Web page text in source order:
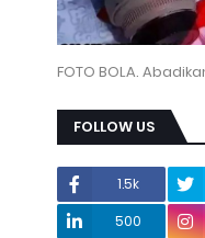
FOTO BOLA.
FOLLOW US
1.5k
500